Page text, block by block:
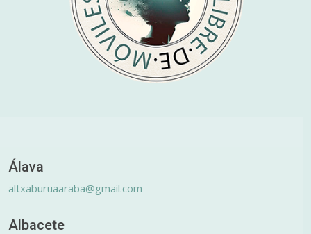
Álava
altxaburuaaraba@gmail.com
Albacete